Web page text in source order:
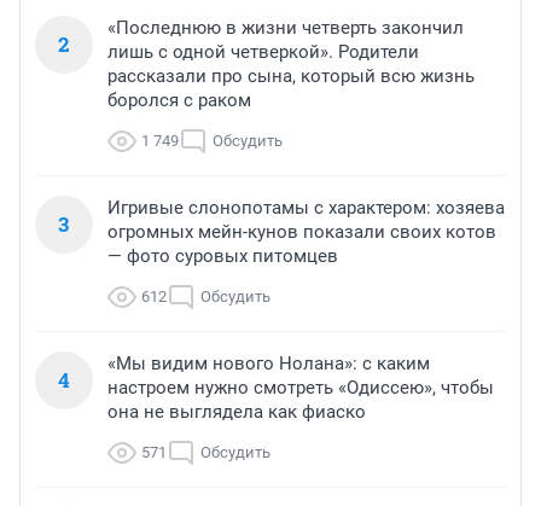
2
«Последнюю в жизни четверть закончил
лишь с одной четверкой». Родители
рассказали про сына, который всю жизнь
боролся с раком
1 749 Обсудить
3
Игривые слонопотамы с характером: хозяева
огромных мейн-кунов показали своих котов
— фото суровых питомцев
612 Обсудить
4
«Мы видим нового Нолана»: с каким
настроем нужно смотреть «Одиссею», чтобы
она не выглядела как фиаско
571 Обсудить